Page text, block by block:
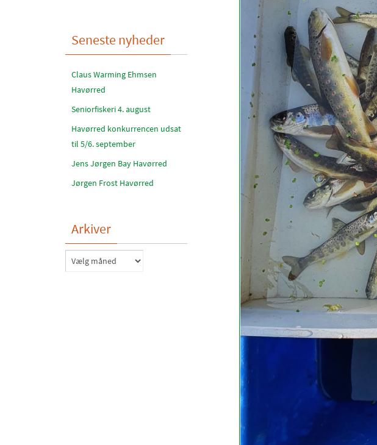
Seneste nyheder
Claus Warming Ehmsen
Havørred
Seniorfiskeri 4. august
Havørred konkurrencen udsat
til 5/6. september
Jens Jørgen Bay Havørred
Jørgen Frost Havørred
Arkiver
Arkiver